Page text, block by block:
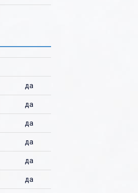
да
да
да
да
да
да